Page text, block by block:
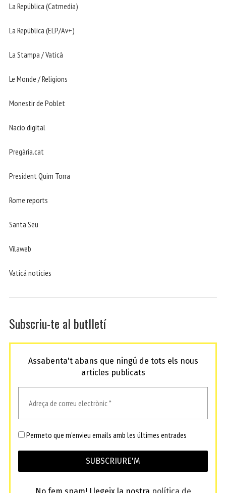
La República (Catmedia)
La República (ELP/Av+)
La Stampa / Vaticà
Le Monde / Religions
Monestir de Poblet
Nacio digital
Pregària.cat
President Quim Torra
Rome reports
Santa Seu
Vilaweb
Vaticá noticies
Subscriu-te al butlletí
Assabenta't abans que ningú de tots els nous
articles publicats
Permeto que m'envieu emails amb les últimes entrades
No fem spam! Llegeix la nostra política de